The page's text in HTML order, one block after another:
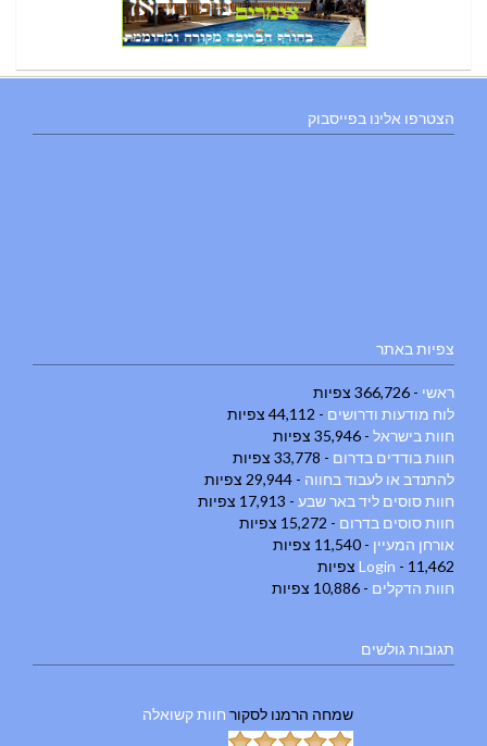
הצטרפו אלינו בפייסבוק
צפיות באתר
ראשי - 366,726 צפיות
לוח מודעות ודרושים - 44,112 צפיות
חוות בישראל - 35,946 צפיות
חוות בודדים בדרום - 33,778 צפיות
להתנדב או לעבוד בחווה - 29,944 צפיות
חוות סוסים ליד באר שבע - 17,913 צפיות
חוות סוסים בדרום - 15,272 צפיות
אורחן המעיין - 11,540 צפיות
Login - 11,462 צפיות
חוות הדקלים - 10,886 צפיות
תגובות גולשים
שמחה הרמנו לסקור חוות קשואלה